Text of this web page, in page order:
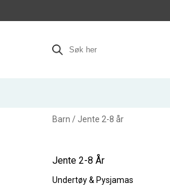
Barn / Jente 2-8 år
Jente 2-8 År
Undertøy & Pysjamas